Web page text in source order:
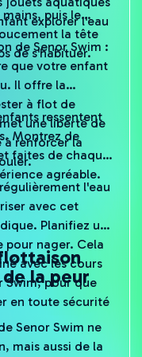
explorer l'eau
puis le
la tête
de s'habituer.
de Senor Swim :
que votre enfant
Il offre la
à flot de
une liberté de
renforcer la
ressentent
Montrez de
faites de chaque
agréable.
l'eau
avec cet
Planifiez un
pour nager. Cela
avec les cours
Swim, pour que
en toute sécurité
la peur
Senor Swim ne
mais aussi de la